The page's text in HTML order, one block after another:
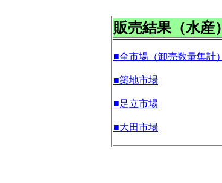
販売結果（水産）
■全市場（卸売数量集計）
■築地市場
■足立市場
■大田市場